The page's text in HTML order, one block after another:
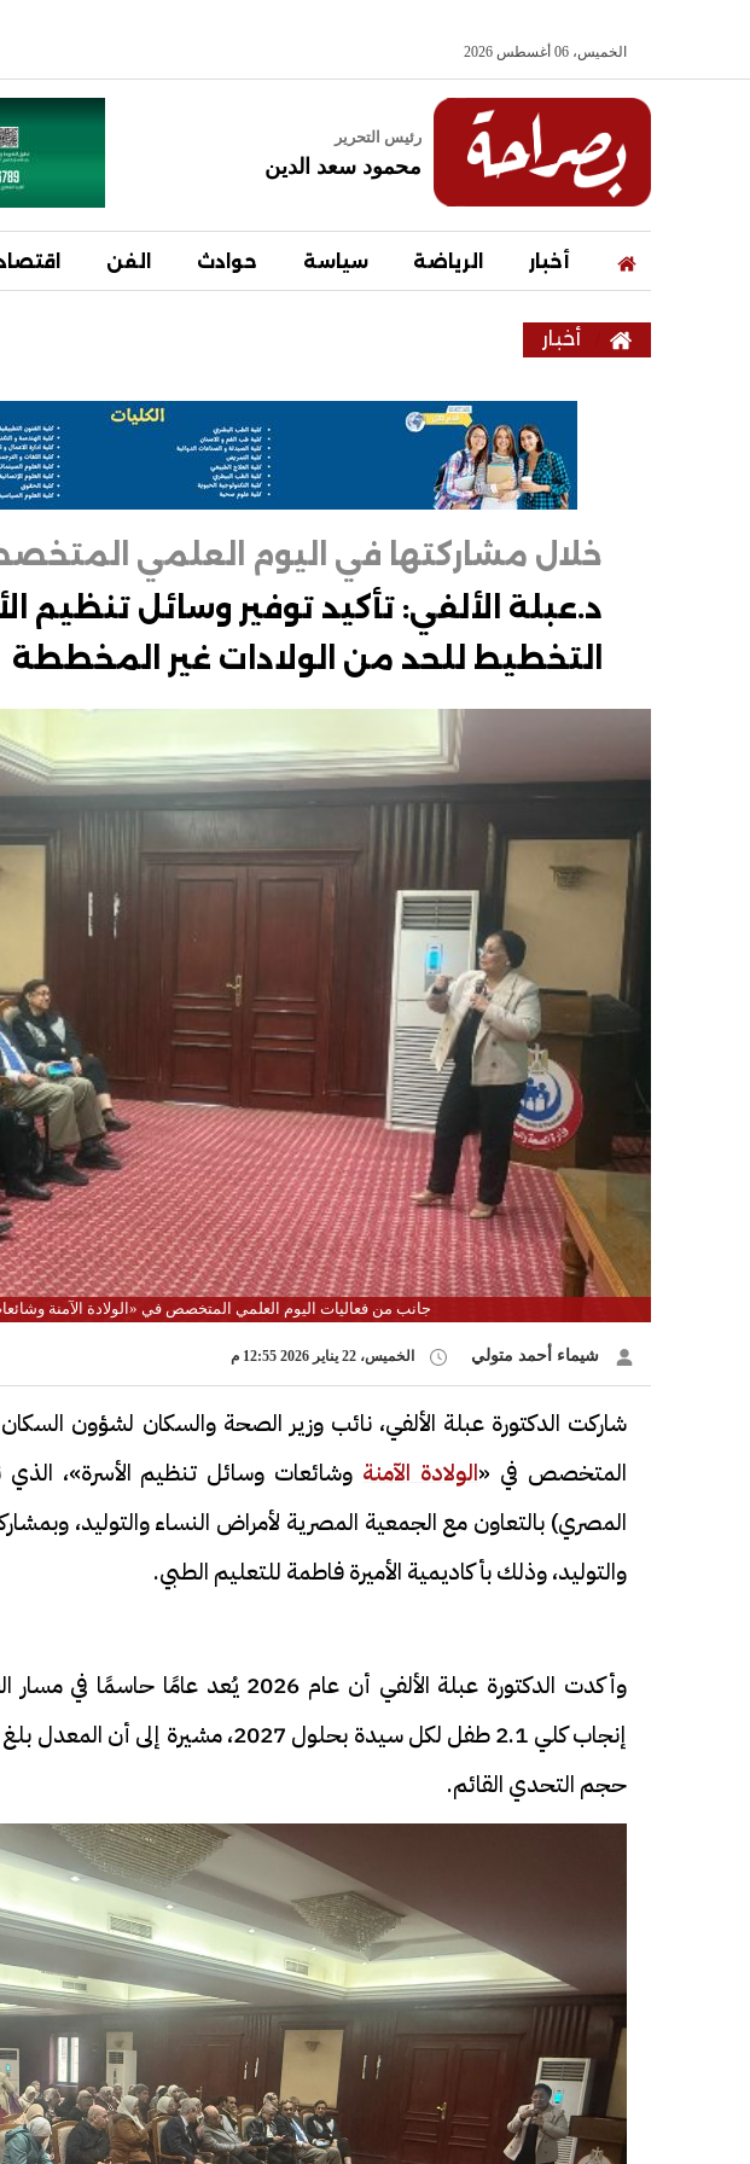
الخميس، 06 أغسطس 2026
رئيس التحرير
محمود سعد الدين
أخبار الرياضة سياسة حوادث الفن
أخبار
خلال مشاركتها في اليوم العلمي
د.عبلة الألفي: تأكيد توفير وسائل تنظيم
التخطيط للحد من الولادات غير المخططة
جانب من فعاليات اليوم العلمي المتخصص في «الولادة الآمنة
شيماء أحمد متولي الخميس، 22 يناير 2026 12:55 م
شاركت الدكتورة عبلة الألفي، نائب وزير الصحة والسكان لشؤون السكان
المتخصص في «الولادة الآمنة وشائعات وسائل تنظيم الأسرة»،
المصري) بالتعاون مع الجمعية المصرية لأمراض النساء والتوليد،
والتوليد، وذلك بأكاديمية الأميرة فاطمة للتعليم الطبي.
وأكدت الدكتورة عبلة الألفي أن عام
حجم التحدي القائم.